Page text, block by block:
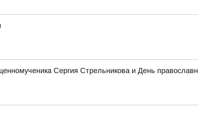
Сергия Стрельникова и День